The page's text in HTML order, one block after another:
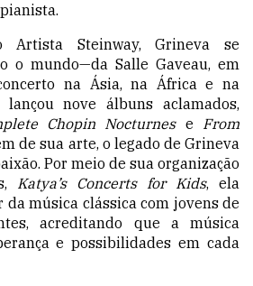
Artista Steinway, Grineva se
o mundo—da Salle Gaveau, em
na Ásia, na África e na
nove álbuns aclamados,
Chopin Nocturnese From
de sua arte, o legado de Grineva
Por meio de sua organização
Katya’s Concerts for Kids, ela
música clássica com jovens de
acreditando que a música
e possibilidades em cada